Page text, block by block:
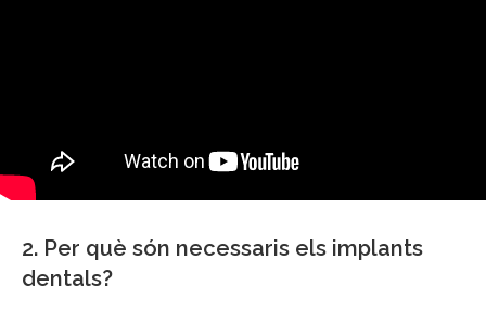
2. Per què són necessaris els implants
dentals?